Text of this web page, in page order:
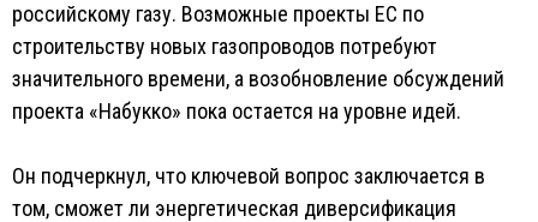
российскому газу. Возможные проекты ЕС по
строительству новых газопроводов потребуют
значительного времени, а возобновление обсуждений
проекта «Набукко» пока остается на уровне идей.
Он подчеркнул, что ключевой вопрос заключается в
том, сможет ли энергетическая диверсификация